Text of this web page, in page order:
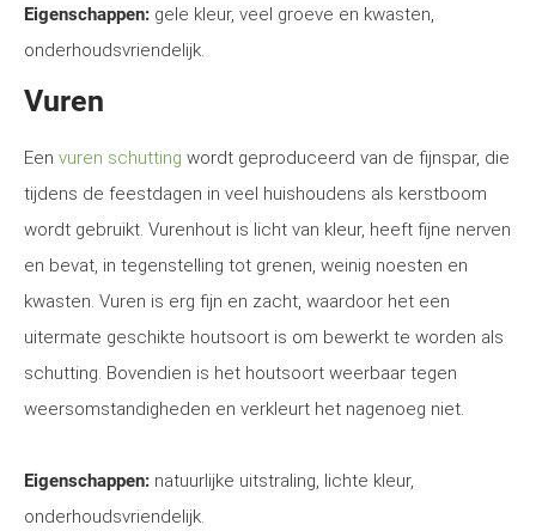
Eigenschappen: gele kleur, veel groeve en kwasten,
onderhoudsvriendelijk.
Vuren
Een vuren schutting wordt geproduceerd van de fijnspar, die
tijdens de feestdagen in veel huishoudens als kerstboom
wordt gebruikt. Vurenhout is licht van kleur, heeft fijne nerven
en bevat, in tegenstelling tot grenen, weinig noesten en
kwasten. Vuren is erg fijn en zacht, waardoor het een
uitermate geschikte houtsoort is om bewerkt te worden als
schutting. Bovendien is het houtsoort weerbaar tegen
weersomstandigheden en verkleurt het nagenoeg niet.
Eigenschappen: natuurlijke uitstraling, lichte kleur,
onderhoudsvriendelijk.